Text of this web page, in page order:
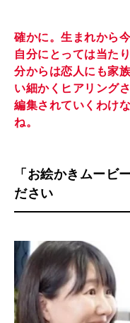
確かに。生まれから
自分にとっては当た
分からは恋人にも家
い細かくヒアリング
編集されていくわけ
ね。
「お絵かきムービ
ださい